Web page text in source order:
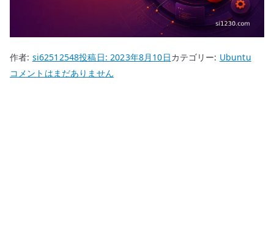
作者: si62512548投稿日:2023年8月10日カテゴリー: Ubuntu
Ubuntu
コメントはまだありません